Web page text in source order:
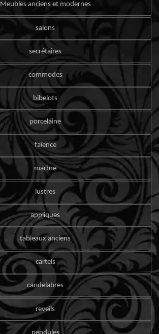
Meubles anciens et modernes
salons
secrétaires
commodes
bibelots
porcelaine
faïence
marbre
lustres
appliques
tableaux anciens
cartels
candelabres
reveils